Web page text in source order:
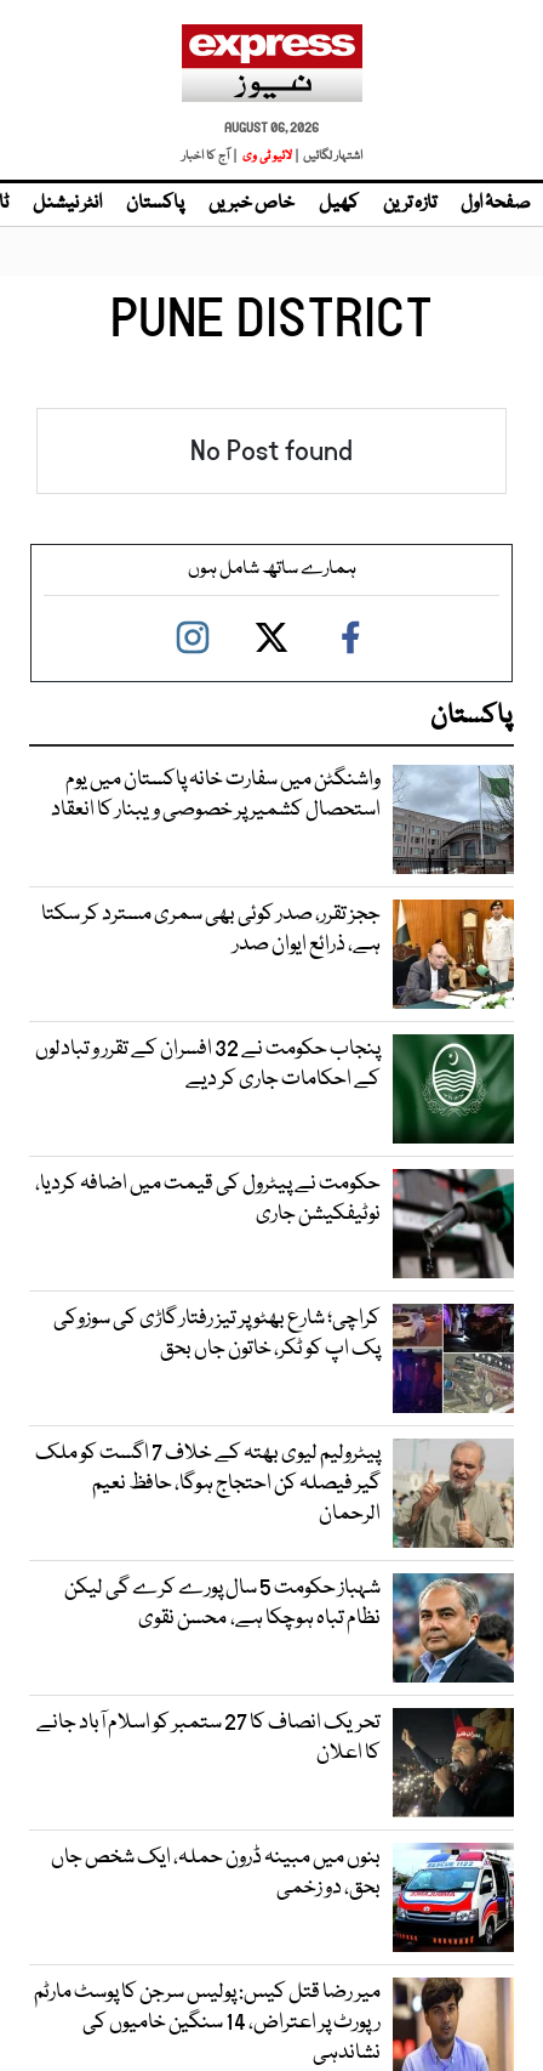
AUGUST 06, 2026
اشتہار لگائیں | لائیو ٹی وی | آج کا اخبار
صفحۂ اول تازہ ترین کھیل خاص خبریں پاکستان انٹر نیشنل
PUNE DISTRICT
No Post found
ہمارے ساتھ شامل ہوں
پاکستان
واشنگٹن میں سفارت خانہ پاکستان میں یوم
استحصال کشمیر پر خصوصی ویبنار کا انعقاد
ججز تقرر، صدر کوئی بھی سمری مسترد کر سکتا
ہے، ذرائع ایوان صدر
پنجاب حکومت نے 32 افسران کے تقرر و تبادلوں
کے احکامات جاری کر دیے
حکومت نے پیٹرول کی قیمت میں اضافہ کردیا،
نوٹیفکیشن جاری
کراچی؛ شارع بھٹو پر تیز رفتار گاڑی کی سوزوکی
پک اپ کو ٹکر، خاتون جاں بحق
پیٹرولیم لیوی بھتہ کے خلاف 7 اگست کو ملک
گیر فیصلہ کن احتجاج ہوگا، حافظ نعیم
الرحمان
شہباز حکومت 5 سال پورے کرے گی لیکن
نظام تباہ ہوچکا ہے، محسن نقوی
تحریک انصاف کا 27 ستمبر کو اسلام آباد جانے
کا اعلان
بنوں میں مبینہ ڈرون حملہ، ایک شخص جاں
بحق، دو زخمی
میر رضا قتل کیس: پولیس سرجن کا پوسٹ مارٹم
رپورٹ پر اعتراض، 14 سنگین خامیوں کی
نشاندہی